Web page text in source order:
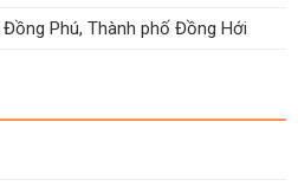
Phú, Thành phố Đồng Hới